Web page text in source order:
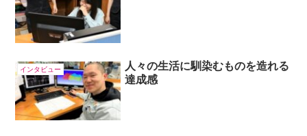
インタビュー
人々の生活に馴染むものを造れる
達成感